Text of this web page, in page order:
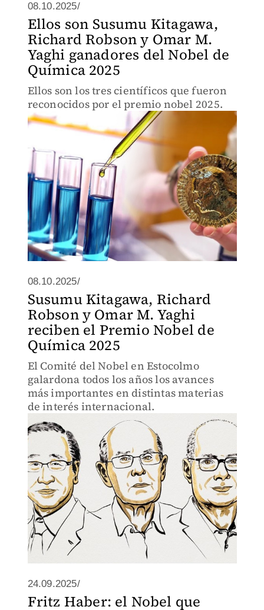
08.10.2025/
Ellos son Susumu Kitagawa,
Richard Robson y Omar M.
Yaghi ganadores del Nobel de
Química 2025
Ellos son los tres científicos que fueron
reconocidos por el premio nobel 2025.
08.10.2025/
Susumu Kitagawa, Richard
Robson y Omar M. Yaghi
reciben el Premio Nobel de
Química 2025
El Comité del Nobel en Estocolmo
galardona todos los años los avances
más importantes en distintas materias
de interés internacional.
24.09.2025/
Fritz Haber: el Nobel que